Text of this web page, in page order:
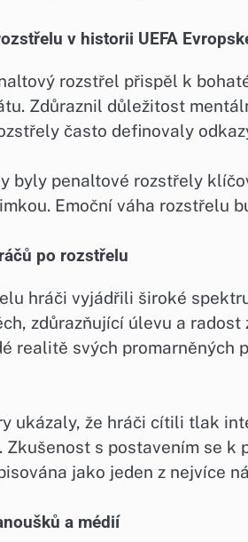
v historii UEFA
rozstřel přispěl k
Zdůraznil důležitost
často definovaly
byly penaltové rozstřely
Emoční váha rozstřelu
po rozstřelu
hráči vyjádřili široké
zdůrazňující úlevu a
realitě svých promarněných
ukázaly, že hráči cítili tlak
Zkušenost s postavením se k
jako jeden z nejvíce
a médií